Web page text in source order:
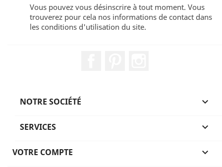
Vous pouvez vous désinscrire à tout moment. Vous
trouverez pour cela nos informations de contact dans
les conditions d'utilisation du site.
NOTRE SOCIÉTÉ 
SERVICES 
VOTRE COMPTE 